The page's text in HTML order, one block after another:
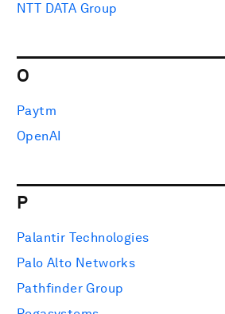
NTT DATA Group
O
Paytm
OpenAI
P
Palantir Technologies
Palo Alto Networks
Pathfinder Group